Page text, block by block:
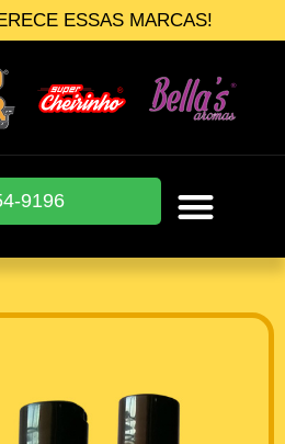
ESSAS MARCAS!
9196